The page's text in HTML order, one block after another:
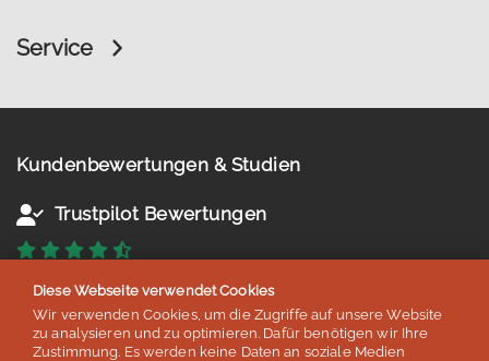
Service
Kundenbewertungen & Studien
Trustpilot Bewertungen
4,5 von 5 Sternen
basierend auf 38 Bewertungen
Stand: Juli 2026
Diese Webseite verwendet Cookies
Wir verwenden Cookies, um die Zugriffe auf unsere Website
zu analysieren und zu optimieren. Dafür benötigen wir Ihre
Zustimmung. Es werden keine Daten an soziale Medien